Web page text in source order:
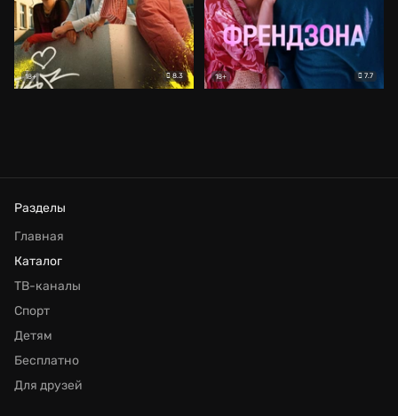
18+ 8.3 18+ 7.7
Разделы
Главная
Каталог
ТВ-каналы
Спорт
Детям
Бесплатно
Для друзей